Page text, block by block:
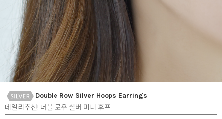
Double Row Silver Hoops Earrings
데일리추천! 더블 로우 실버 미니 후프